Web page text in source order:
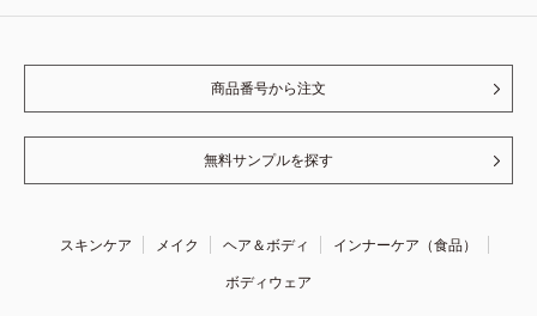
商品番号から注文
無料サンプルを探す
スキンケア メイク ヘア＆ボディ
インナーケア（食品）
ボディウェア